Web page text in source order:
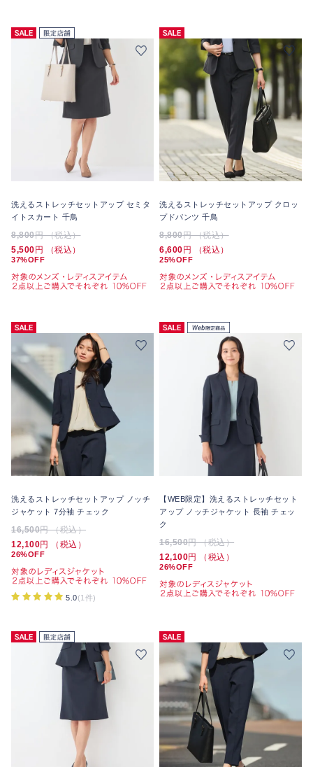
洗えるストレッチセットアップ セミタ
イトスカート 千鳥
8,800円 （税込）
5,500円 （税込）
37%OFF
洗えるストレッチセットアップ クロッ
プドパンツ 千鳥
8,800円 （税込）
6,600円 （税込）
25%OFF
洗えるストレッチセットアップ ノッチ
ジャケット 7分袖 チェック
16,500円 （税込）
12,100円 （税込）
26%OFF
5.0(1件)
【WEB限定】洗えるストレッチセット
アップ ノッチジャケット 長袖 チェッ
ク
16,500円 （税込）
12,100円 （税込）
26%OFF